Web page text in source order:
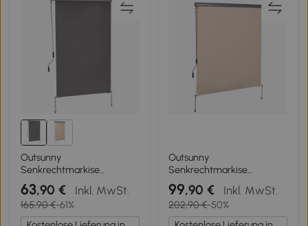
Outsunny
Senkrechtmarkise
Balkonmarkise
Vertikalmarkise Windschutz
Seitenrollo Sichtschutz mit
Handkurbel
63,90 € Inkl. MwSt.
165,90 €-61%
Outsunny
Senkrechtmarkise
Balkonmarkise
Vertikalmarkise Windschutz
Seitenrollo Sichtschutz mit
Handkurbel
99,90 € Inkl. MwSt.
202,90 €-50%